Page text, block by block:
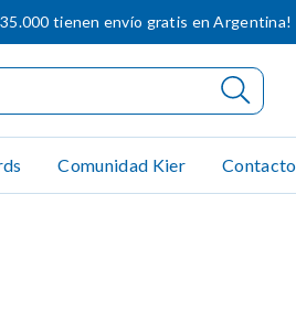
tienen envío gratis en Argentina!
Comunidad Kier Contacto